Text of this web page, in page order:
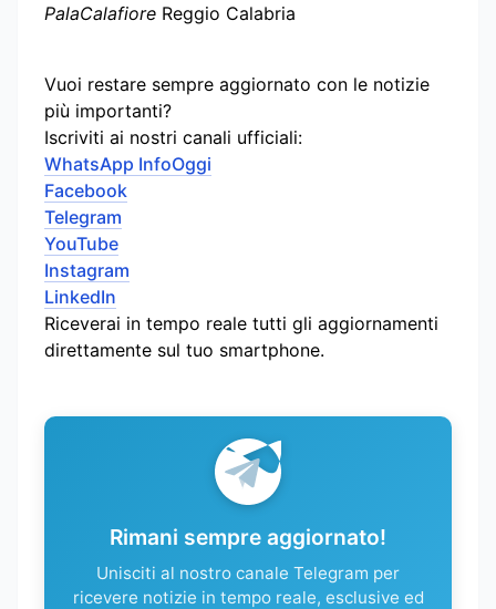
PalaCalafiore Reggio Calabria
Vuoi restare sempre aggiornato con le notizie
più importanti?
Iscriviti ai nostri canali ufficiali:
WhatsApp InfoOggi
Facebook
Telegram
YouTube
Instagram
LinkedIn
Riceverai in tempo reale tutti gli aggiornamenti
direttamente sul tuo smartphone.
Rimani sempre aggiornato!
Unisciti al nostro canale Telegram per
ricevere notizie in tempo reale, esclusive ed